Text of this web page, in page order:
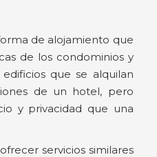
de alojamiento que
de los condominios y
que se alquilan
de un hotel, pero
y privacidad que una
servicios similares